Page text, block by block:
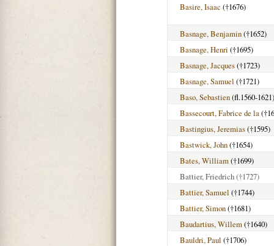
Basire, Isaac (†1676)
Basnage, Benjamin(†1652)
Basnage, Henri (†1695)
Basnage, Jacques(†1723)
Basnage, Samuel (†1721)
Baso, Sebastien(fl.1560-1621)
Bassecourt, Fabrice de la
Bastingius, Jeremias(†1595)
Bastwick, John(†1654)
Bates, William(†1699)
Battier, Friedrich(†1727)
Battier, Samuel (†1744)
Battier, Simon(†1681)
Baudartius, Willem(†1640)
Bauldri, Paul (†1706)